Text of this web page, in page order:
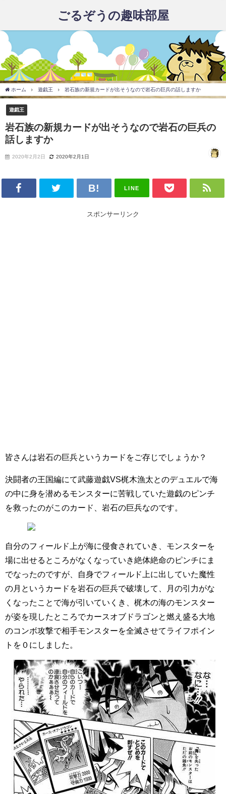
ごるぞうの趣味部屋
ホーム 遊戯王 岩石族の新規カードが出そうなので岩石の巨兵の話しますか
遊戯王
岩石族の新規カードが出そうなので岩石の巨兵の
話しますか
2020年2月2日 2020年2月1日
LINE
スポンサーリンク
皆さんは岩石の巨兵というカードをご存じでしょうか？
決闘者の王国編にて武藤遊戯VS梶木漁太とのデュエルで海
の中に身を潜めるモンスターに苦戦していた遊戯のピンチ
を救ったのがこのカード、岩石の巨兵なのです。
自分のフィールド上が海に侵食されていき、モンスターを
場に出せるところがなくなっていき絶体絶命のピンチにま
でなったのですが、自身でフィールド上に出していた魔性
の月というカードを岩石の巨兵で破壊して、月の引力がな
くなったことで海が引いていく き、梶木の海のモンスター
が姿を現したところでカースオブドラゴンと燃え盛る大地
のコンボ攻撃で相手モンスターを全滅させてライフポイン
トを０にしました。